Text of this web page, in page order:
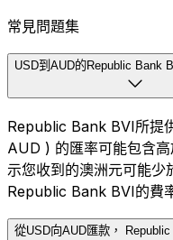
常見問題集
USD到AUD的Republic Bank
Republic Bank BVI所提
AUD ) 的匯率可能包含
示您收到的澳洲元可能少
Republic Bank BVI的費
從USD向AUD匯款，